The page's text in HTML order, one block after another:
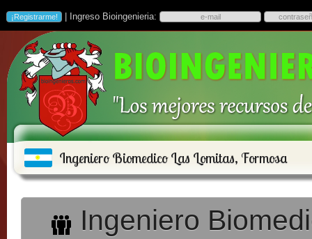
| Ingreso Bioingenieria:
Ingeniero Biomedico Las Lomitas, Formosa
Ingeniero